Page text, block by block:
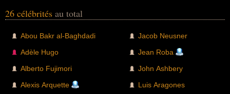
26 célébrités au total
Abou Bakr al-Baghdadi
Adèle Hugo
Alberto Fujimori
Alexis Arquette
Jacob Neusner
Jean Roba
John Ashbery
Luis Aragones